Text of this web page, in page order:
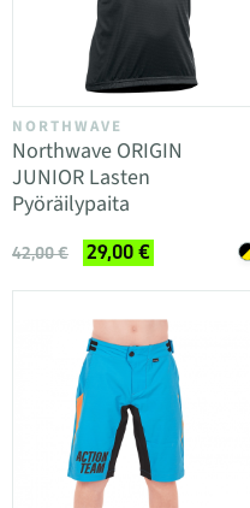
NORTHWAVE
Northwave ORIGIN
JUNIOR Lasten
Pyöräilypaita
42,00 € 29,00 €